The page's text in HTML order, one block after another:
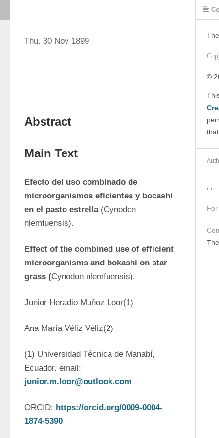
Thu, 30 Nov 1899
Abstract
Main Text
Efecto del uso combinado de
microorganismos eficientes y bocashi
en el pasto estrella (Cynodon
nlemfuensis).
Effect of the combined use of efficient
microorganisms and bokashi on star
grass (Cynodon nlemfuensis).
Junior Heradio Muñoz Loor(1)
Ana María Véliz Véliz(2)
(1) Universidad Técnica de Manabí,
junior.m.loor@outlook.com
ORCID: https://orcid.org/0009-0004-
1874-5390
©